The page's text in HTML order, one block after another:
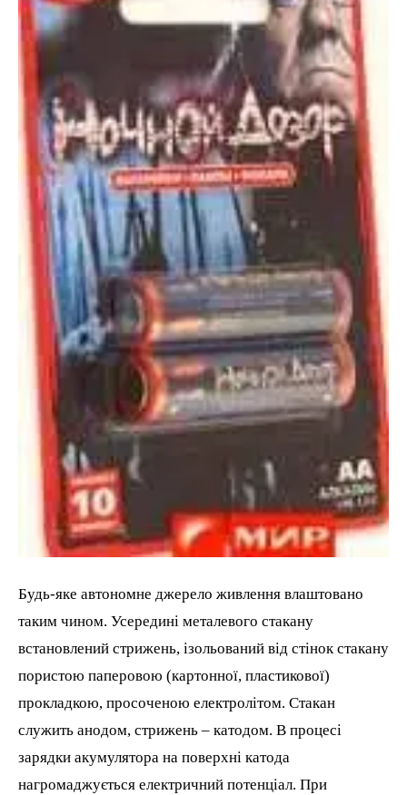
Будь-яке автономне джерело живлення влаштовано
таким чином. Усередині металевого стакану
встановлений стрижень, ізольований від стінок стакану
пористою паперовою (картонної, пластикової)
прокладкою, просоченою електролітом. Стакан
служить анодом, стрижень – катодом. В процесі
зарядки акумулятора на поверхні катода
нагромаджується електричний потенціал. При